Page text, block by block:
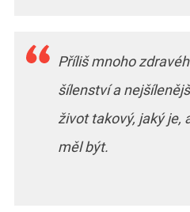
Příliš mnoho
šílenství a
život takový, jaký je,
měl být.